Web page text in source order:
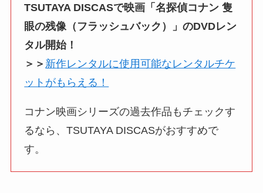
TSUTAYA DISCASで映画「名探偵コナン 隻
眼の残像（フラッシュバック）」のDVDレン
タル開始！
＞＞ 新作レンタルに使用可能なレンタルチケ
ットがもらえる！
コナン映画シリーズの過去作品もチェックす
るなら、TSUTAYA DISCASがおすすめで
す。